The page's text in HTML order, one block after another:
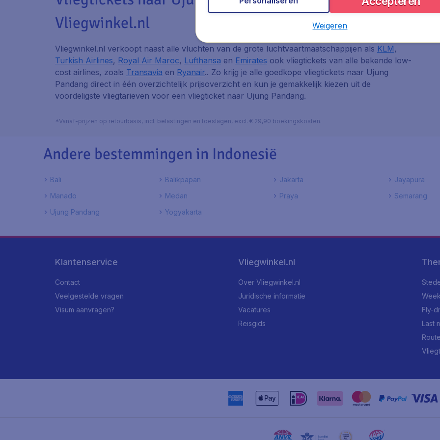
Vliegwinkel.nl
Vliegwinkel.nl verkoopt naast alle vluchten van de grote luchtvaartmaatschappijen als KLM,
Turkish Airlines, Royal Air Maroc, Lufthansa en Emirates ook vliegtickets van alle bekende low-
cost airlines, zoals Transavia en Ryanair.. Zo krijg je alle goedkope vliegtickets naar Ujung
Pandang direct in één overzichtelijk prijsoverzicht en kun je gemakkelijk kiezen uit de
voordeligste vliegtarieven voor een vliegticket naar Ujung Pandang.
*Vanaf-prijzen op retourbasis, incl. belastingen en toeslagen, excl. € 29,90 boekingskosten.
Andere bestemmingen in Indonesië
Bali Balikpapan Jakarta Jayapura
Manado
Medan Praya Semarang
Ujung Pandang
Yogyakarta
Klantenservice
Contact
Veelgestelde vragen
Visum aanvragen?
Vliegwinkel.nl
Over Vliegwinkel.nl
Juridische informatie
Vacatures
Reisgids
Fly-
Last
Weigeren